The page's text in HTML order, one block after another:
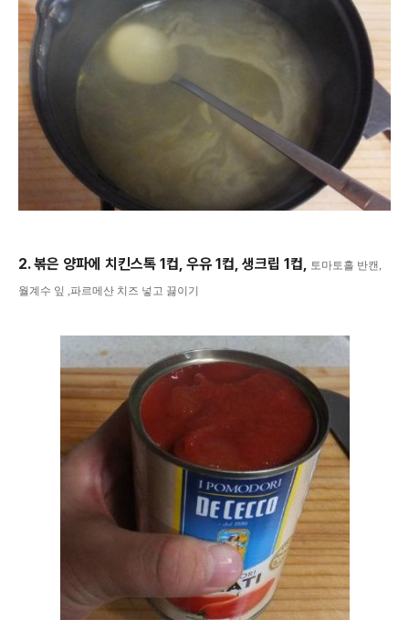
2. 볶은 양파에 치킨스톡 1컵, 우유 1컵, 생크립 1컵, 토마토홀 반캔,
월계수 잎 ,파르메산 치즈 넣고 끓이기